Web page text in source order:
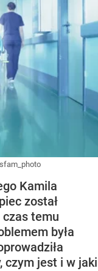
sfam_photo
Kamila
został
temu
była
czym jest i w jaki